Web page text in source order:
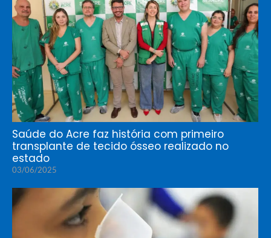
Saúde do Acre faz história com primeiro
transplante de tecido ósseo realizado no
estado
03/06/2025